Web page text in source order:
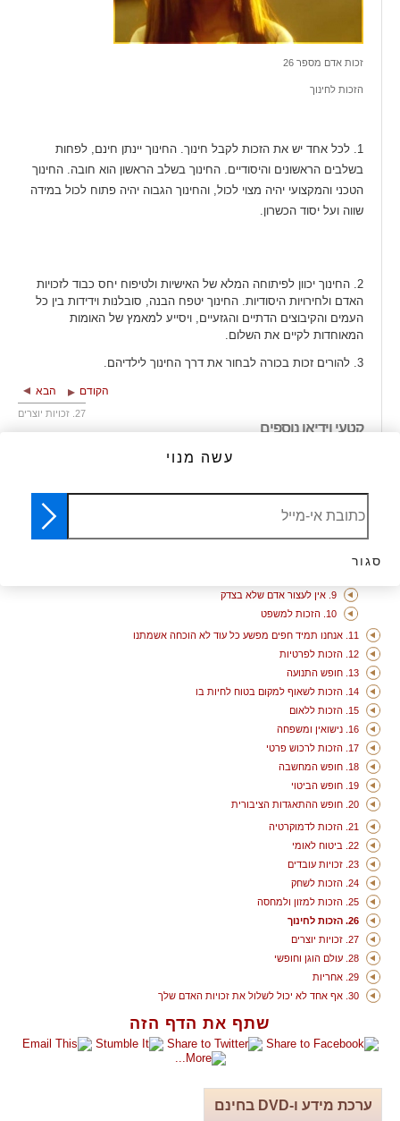
שתף את הדף הזה
ערכת מידע ו-DVD בחינם
זכות אדם מספר 26
הזכות לחינוך
1. לכל אחד יש את הזכות לקבל חינוך. החינוך יינתן חינם, לפחות
בשלבים הראשונים והיסודיים. החינוך בשלב הראשון הוא חובה. החינוך
הטכני והמקצועי יהיה מצוי לכול, והחינוך הגבוה יהיה פתוח לכול במידה
שווה ועל יסוד הכשרון.
2. החינוך יכוון לפיתוחה המלא של האישיות ולטיפוח יחס כבוד לזכויות
האדם ולחירויות היסודיות. החינוך יטפח הבנה, סובלנות וידידות בין כל
העמים והקיבוצים הדתיים והגזעיים, ויסייע למאמץ של האומות
המאוחדות לקיים את השלום.
3. להורים זכות בכורה לבחור את דרך החינוך לילדיהם.
הקודם הבא
27. זכויות יוצרים
קטעי וידיאו נוספים
5. לא לעינויים
6. יש לך זכויות בכל מקום אליו תלך
9. אין לעצור אדם שלא בצדק
10. הזכות למשפט
11. אנחנו תמיד חפים מפשע כל עוד לא הוכחה אשמתנו
12. הזכות לפרטיות
13. חופש התנועה
14. הזכות לשאוף למקום בטוח לחיות בו
15. הזכות ללאום
16. נישואין ומשפחה
17. הזכות לרכוש פרטי
18. חופש המחשבה
19. חופש הביטוי
20. חופש ההתאגדות הציבורית
21. הזכות לדמוקרטיה
22. ביטוח לאומי
23. זכויות עובדים
24. הזכות לשחק
25. הזכות למזון ולמחסה
26. הזכות לחינוך
27. זכויות יוצרים
28. עולם הוגן וחופשי
29. אחריות
30. אף אחד לא יכול לשלול את זכויות האדם שלך
עשה מנוי
סגור